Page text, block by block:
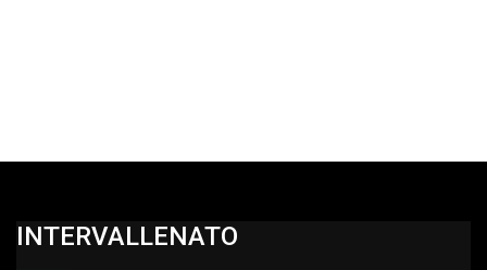
INTERVALLENATO